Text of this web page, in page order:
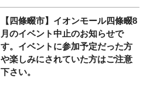
【四條畷市】イオンモール四條畷8
月のイベント中止のお知らせで
す。イベントに参加予定だった方
や楽しみにされていた方はご注意
下さい。